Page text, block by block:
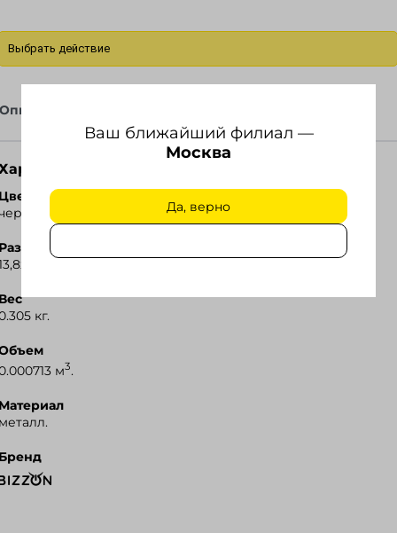
Ваш ближайший филиал —
Москва
Да, верно
Выбрать действие
Wildberries
Я.Маркет
Описание
см; коробка: 17х10.3х3 см.
кг.
м3.